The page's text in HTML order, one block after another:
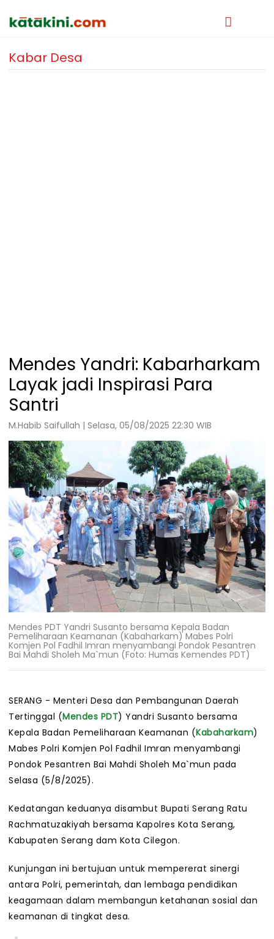
Kabar Desa
Mendes Yandri: Kabarharkam
Layak jadi Inspirasi Para
Santri
M.Habib Saifullah | Selasa, 05/08/2025 22:30 WIB
Mendes PDT Yandri Susanto bersama Kepala Badan
Pemeliharaan Keamanan (Kabaharkam) Mabes Polri
Komjen Pol Fadhil Imran menyambangi Pondok Pesantren
Bai Mahdi Sholeh Ma`mun (Foto: Humas Kemendes PDT)
SERANG - Menteri Desa dan Pembangunan Daerah
Tertinggal (Mendes PDT) Yandri Susanto bersama
Kepala Badan Pemeliharaan Keamanan (Kabaharkam)
Mabes Polri Komjen Pol Fadhil Imran menyambangi
Pondok Pesantren Bai Mahdi Sholeh Ma`mun pada
Selasa (5/8/2025).
Kedatangan keduanya disambut Bupati Serang Ratu
Rachmatuzakiyah bersama Kapolres Kota Serang,
Kabupaten Serang dam Kota Cilegon.
Kunjungan ini bertujuan untuk mempererat sinergi
antara Polri, pemerintah, dan lembaga pendidikan
keagamaan dalam membangun ketahanan sosial dan
keamanan di tingkat desa.